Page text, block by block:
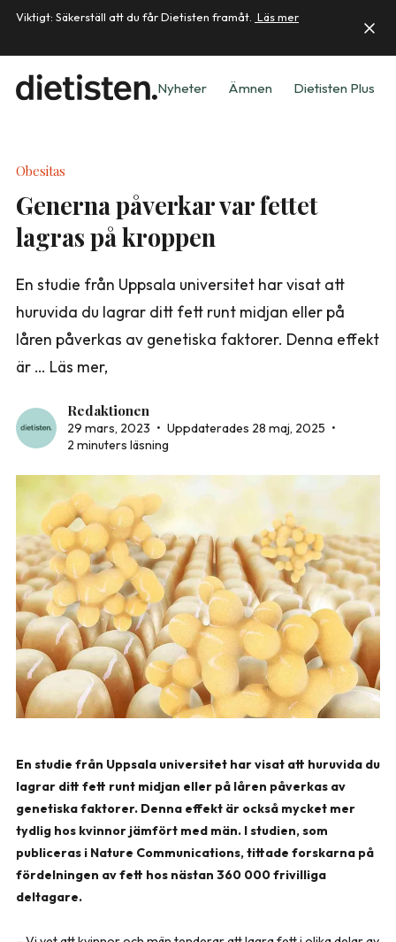
Viktigt: Säkerställ att du får Dietisten framåt. Läs mer
Nyheter Ämnen Dietisten Plus
Obesitas
Generna påverkar var fettet
lagras på kroppen
En studie från Uppsala universitet har visat att
huruvida du lagrar ditt fett runt midjan eller på
låren påverkas av genetiska faktorer. Denna effekt
är … Läs mer,
Redaktionen
29 mars, 2023 • Uppdaterades 28 maj, 2025 •
2 minuters läsning
En studie från Uppsala universitet har visat att huruvida du
lagrar ditt fett runt midjan eller på låren påverkas av
genetiska faktorer. Denna effekt är också mycket mer
tydlig hos kvinnor jämfört med män. I studien, som
publiceras i Nature Communications, tittade forskarna på
fördelningen av fett hos nästan 360 000 frivilliga
deltagare.